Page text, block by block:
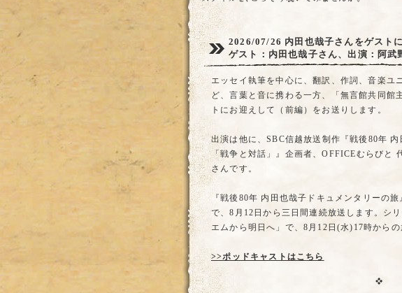
2026/07/26 内田也哉子さんをゲスト
ゲスト：内田也哉子さん、出演：阿武
エッセイ執筆を中心に、翻訳、作詞、音楽ユ
ど、言葉と音に携わる一方、「無言館共同館
トにお迎えして（前編）をお送りします。
出演は他に、SBC信越放送制作『戦後80年
「戦争と対話」』企画者、OFFICEむらびと
さんです。
『戦後80年 内田也哉子ドキュメンタリーの
で、8月12日から三日間連続放送します。シ
エムから明日へ」で、8月12日(水)17時からの
>>ポッドキャストはこちら